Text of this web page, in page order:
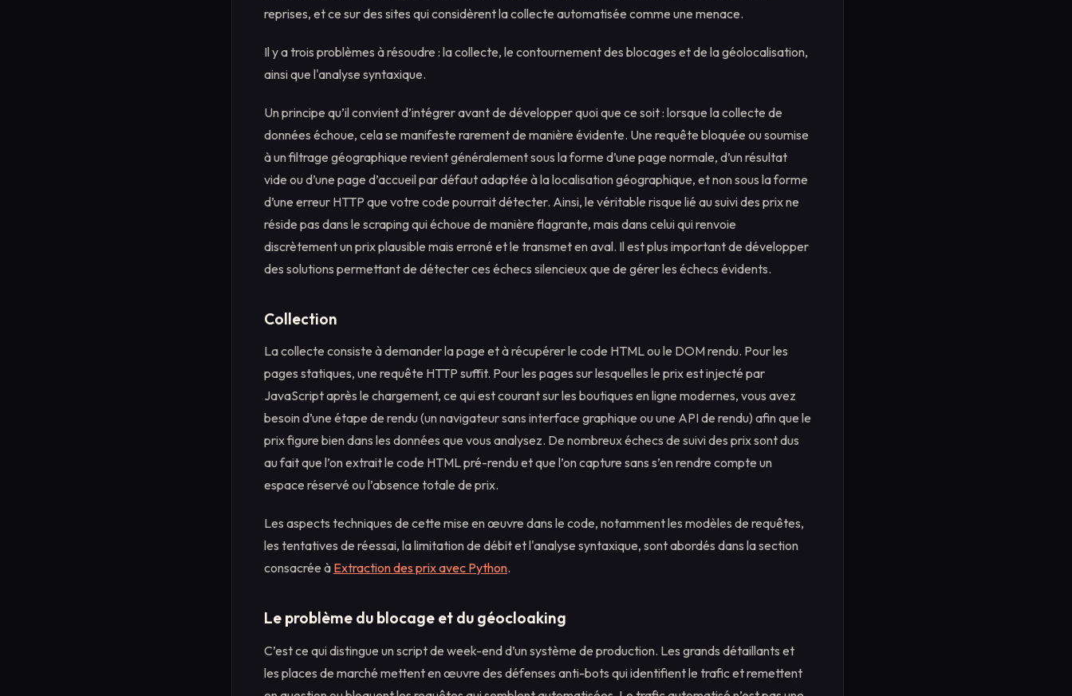
reprises, et ce sur des sites qui considèrent la collecte automatisée comme une menace.
Il y a trois problèmes à résoudre : la collecte, le contournement des blocages et de la géolocalisation,
ainsi que l'analyse syntaxique.
Un principe qu’il convient d’intégrer avant de développer quoi que ce soit : lorsque la collecte de
données échoue, cela se manifeste rarement de manière évidente. Une requête bloquée ou soumise
à un filtrage géographique revient généralement sous la forme d’une page normale, d’un résultat
vide ou d’une page d’accueil par défaut adaptée à la localisation géographique, et non sous la forme
d’une erreur HTTP que votre code pourrait détecter. Ainsi, le véritable risque lié au suivi des prix ne
réside pas dans le scraping qui échoue de manière flagrante, mais dans celui qui renvoie
discrètement un prix plausible mais erroné et le transmet en aval. Il est plus important de développer
des solutions permettant de détecter ces échecs silencieux que de gérer les échecs évidents.
Collection
La collecte consiste à demander la page et à récupérer le code HTML ou le DOM rendu. Pour les
pages statiques, une requête HTTP suffit. Pour les pages sur lesquelles le prix est injecté par
JavaScript après le chargement, ce qui est courant sur les boutiques en ligne modernes, vous avez
besoin d’une étape de rendu (un navigateur sans interface graphique ou une API de rendu) afin que le
prix figure bien dans les données que vous analysez. De nombreux échecs de suivi des prix sont dus
au fait que l’on extrait le code HTML pré-rendu et que l’on capture sans s’en rendre compte un
espace réservé ou l’absence totale de prix.
Les aspects techniques de cette mise en œuvre dans le code, notamment les modèles de requêtes,
les tentatives de réessai, la limitation de débit et l'analyse syntaxique, sont abordés dans la section
consacrée à Extraction des prix avec Python.
Le problème du blocage et du géocloaking
C’est ce qui distingue un script de week-end d’un système de production. Les grands détaillants et
les places de marché mettent en œuvre des défenses anti-bots qui identifient le trafic et remettent